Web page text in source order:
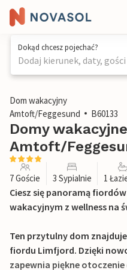
Dokąd chcesz pojechać?
Dodaj kierunek, daty, gości
1 / 24
Dom wakacyjny
Amtoft/Feggesund
B60133
Domy
Amtoft/
7 Goście 3 Sypialnie 1
Ciesz się panoramą
wakacyjnym z wellness na
Ten przytulny dom
fiordu Limfjord. Dzięki
zapewnia piękne